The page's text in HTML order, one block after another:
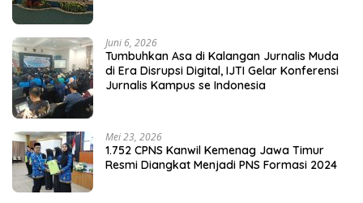
Juni 6, 2026
Tumbuhkan Asa di Kalangan Jurnalis Muda
di Era Disrupsi Digital, IJTI Gelar Konferensi
Jurnalis Kampus se Indonesia
Mei 23, 2026
1.752 CPNS Kanwil Kemenag Jawa Timur
Resmi Diangkat Menjadi PNS Formasi 2024